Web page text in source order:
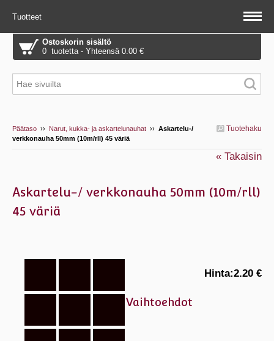
Tuotteet
Ostoskorin sisältö
0 tuotetta - Yhteensä 0.00 €
Tuotehaku
Päätaso ›› Narut, kukka- ja askartelunauhat ›› Askartelu-/
verkkonauha 50mm (10m/rll) 45 väriä
« Takaisin
Askartelu-/ verkkonauha 50mm (10m/rll)
45 väriä
Hinta:2.20 €
Vaihtoehdot